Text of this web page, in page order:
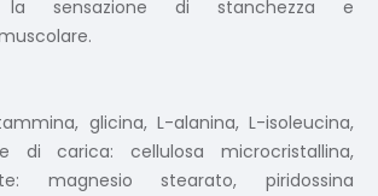
la sensazione di stanchezza e
glicina, L-alanina, L-isoleucina,
di carica: cellulosa microcristallina,
magnesio stearato, piridossina